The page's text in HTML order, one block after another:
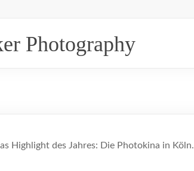
Photography
Highlight des Jahres: Die Photokina in Köln.